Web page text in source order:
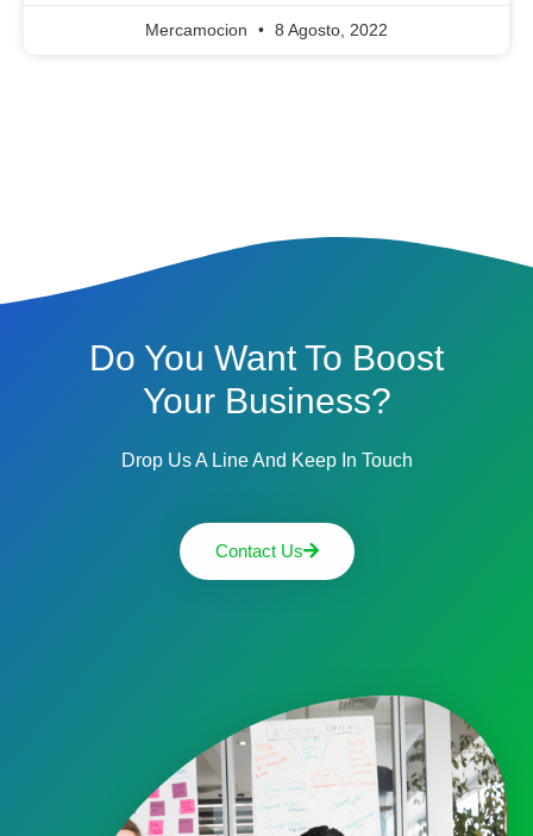
Mercamocion 8 Agosto, 2022
Do You Want To Boost
Your Business?
Drop Us A Line And Keep In Touch
Contact Us